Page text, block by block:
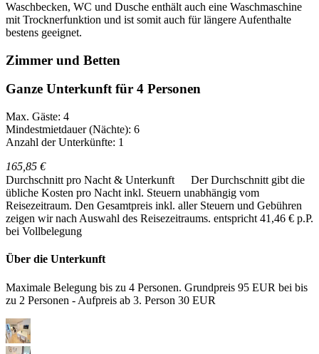
Waschbecken, WC und Dusche enthält auch eine Waschmaschine
mit Trocknerfunktion und ist somit auch für längere Aufenthalte
bestens geeignet.
Zimmer und Betten
Ganze Unterkunft für 4 Personen
Max. Gäste: 4
Mindestmietdauer (Nächte): 6
Anzahl der Unterkünfte: 1
165,85 €
Durchschnitt pro Nacht & Unterkunft
Der Durchschnitt gibt die
übliche Kosten pro Nacht inkl. Steuern unabhängig vom
Reisezeitraum. Den Gesamtpreis inkl. aller Steuern und Gebühren
zeigen wir nach Auswahl des Reisezeitraums. entspricht 41,46 € p.P.
bei Vollbelegung
Über die Unterkunft
Maximale Belegung bis zu 4 Personen. Grundpreis 95 EUR bei bis
zu 2 Personen - Aufpreis ab 3. Person 30 EUR